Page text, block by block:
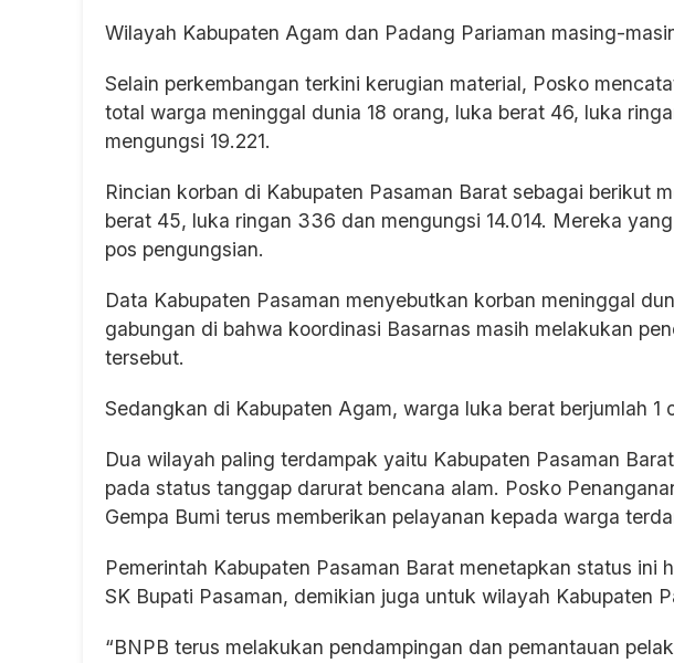
Wilayah Kabupaten Agam dan Padang Pariaman masing-
Selain perkembangan terkini kerugian material, Posko
total warga meninggal dunia 18 orang, luka berat 46, luka
mengungsi 19.221.
Rincian korban di Kabupaten Pasaman Barat sebagai berikut
berat 45, luka ringan 336 dan mengungsi 14.014. Mereka
pos pengungsian.
Data Kabupaten Pasaman menyebutkan korban meninggal
gabungan di bahwa koordinasi Basarnas masih melakukan
tersebut.
Sedangkan di Kabupaten Agam, warga luka berat berjumlah 1
Dua wilayah paling terdampak yaitu Kabupaten Pasaman
pada status tanggap darurat bencana alam. Posko
Gempa Bumi terus memberikan pelayanan kepada warga
Pemerintah Kabupaten Pasaman Barat menetapkan status ini
SK Bupati Pasaman, demikian juga untuk wilayah Kabupaten
“BNPB terus melakukan pendampingan dan pemantauan